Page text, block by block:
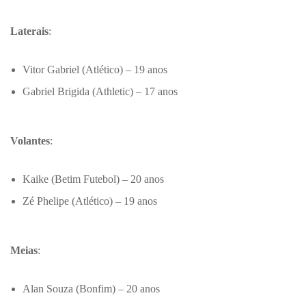
Laterais:
Vitor Gabriel (Atlético) – 19 anos
Gabriel Brigida (Athletic) – 17 anos
Volantes:
Kaike (Betim Futebol) – 20 anos
Zé Phelipe (Atlético) – 19 anos
Meias:
Alan Souza (Bonfim) – 20 anos